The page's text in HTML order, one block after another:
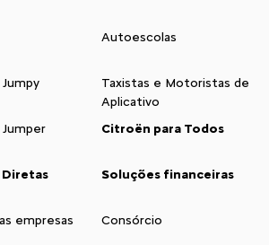
Diretas
empresas
Autoescolas
Taxistas e Motoristas de
Aplicativo
Citroën para Todos
Soluções financeiras
Consórcio